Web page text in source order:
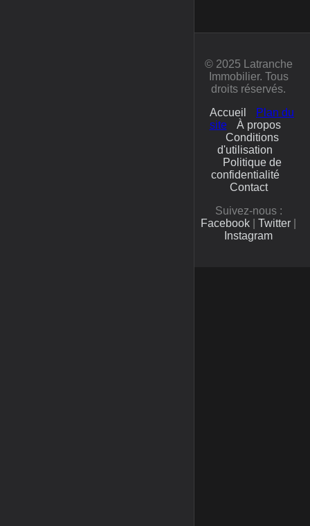
© 2025 Latranche
Immobilier. Tous
droits réservés.
Accueil
Plan du
site
À propos
Conditions
d'utilisation
Politique de
confidentialité
Contact
Suivez-nous :
Facebook
Twitter
Instagram